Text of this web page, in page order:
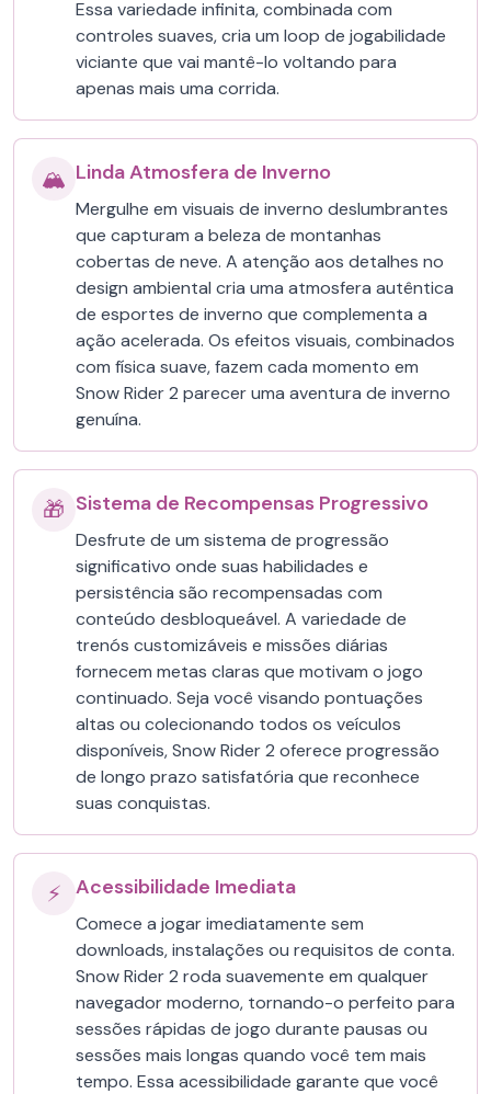
Essa variedade infinita, combinada com
controles suaves, cria um loop de jogabilidade
viciante que vai mantê-lo voltando para
apenas mais uma corrida.
🏔️ Linda Atmosfera de Inverno
Mergulhe em visuais de inverno deslumbrantes
que capturam a beleza de montanhas
cobertas de neve. A atenção aos detalhes no
design ambiental cria uma atmosfera autêntica
de esportes de inverno que complementa a
ação acelerada. Os efeitos visuais, combinados
com física suave, fazem cada momento em
Snow Rider 2 parecer uma aventura de inverno
genuína.
🎁 Sistema de Recompensas Progressivo
Desfrute de um sistema de progressão
significativo onde suas habilidades e
persistência são recompensadas com
conteúdo desbloqueável. A variedade de
trenós customizáveis e missões diárias
fornecem metas claras que motivam o jogo
continuado. Seja você visando pontuações
altas ou colecionando todos os veículos
disponíveis, Snow Rider 2 oferece progressão
de longo prazo satisfatória que reconhece
suas conquistas.
⚡ Acessibilidade Imediata
Comece a jogar imediatamente sem
downloads, instalações ou requisitos de conta.
Snow Rider 2 roda suavemente em qualquer
navegador moderno, tornando-o perfeito para
sessões rápidas de jogo durante pausas ou
sessões mais longas quando você tem mais
tempo. Essa acessibilidade garante que você